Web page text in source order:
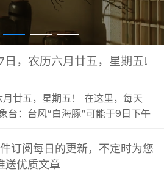
，农历六月廿五，星期五!
廿五，星期五！ 在这里，每天
台：台风“白海豚”可能于9日下午
热度同比增长超36%，成为旅游
安徽一景区邀自驾游客漂流凭票
订阅每日的更新，不定时为您
送优质文章